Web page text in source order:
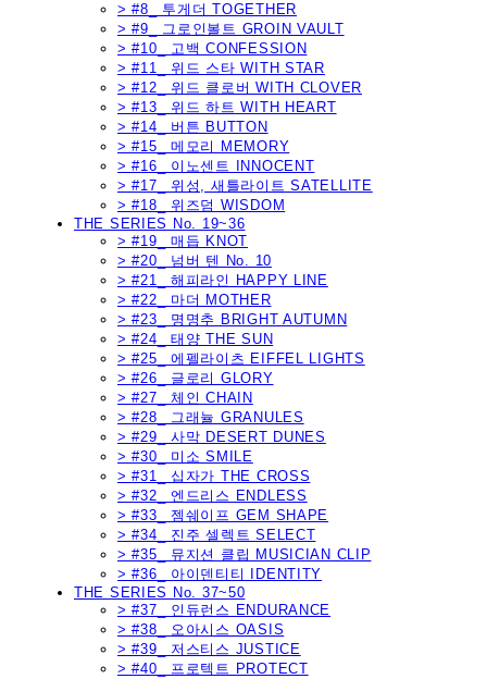
> #8_ 투게더 TOGETHER
> #9_ 그로인볼트 GROIN VAULT
> #10_ 고백 CONFESSION
> #11_ 위드 스타 WITH STAR
> #12_ 위드 클로버 WITH CLOVER
> #13_ 위드 하트 WITH HEART
> #14_ 버튼 BUTTON
> #15_ 메모리 MEMORY
> #16_ 이노센트 INNOCENT
> #17_ 위성, 새틀라이트 SATELLITE
> #18_ 위즈덤 WISDOM
THE SERIES No. 19~36
> #19_ 매듭 KNOT
> #20_ 넘버 텐 No. 10
> #21_ 해피라인 HAPPY LINE
> #22_ 마더 MOTHER
> #23_ 명명추 BRIGHT AUTUMN
> #24_ 태양 THE SUN
> #25_ 에펠라이츠 EIFFEL LIGHTS
> #26_ 글로리 GLORY
> #27_ 체인 CHAIN
> #28_ 그래뉼 GRANULES
> #29_ 사막 DESERT DUNES
> #30_ 미소 SMILE
> #31_ 십자가 THE CROSS
> #32_ 엔드리스 ENDLESS
> #33_ 젬쉐이프 GEM SHAPE
> #34_ 진주 셀렉트 SELECT
> #35_ 뮤지션 클립 MUSICIAN CLIP
> #36_ 아이덴티티 IDENTITY
THE SERIES No. 37~50
> #37_ 인듀런스 ENDURANCE
> #38_ 오아시스 OASIS
> #39_ 저스티스 JUSTICE
> #40_ 프로텍트 PROTECT